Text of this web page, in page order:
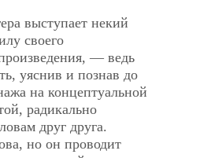
выступает некий
своего
— ведь
уяснив и познав до
на концептуальной
радикально
друг друга.
но он проводит